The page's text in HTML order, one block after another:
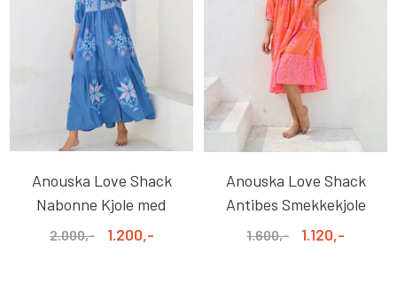
Anouska Love Shack
Nabonne Kjole med
Broderier ...
2.000,- 1.200,-
Anouska Love Shack
Antibes Smekkekjole
Orange
1.600,- 1.120,-